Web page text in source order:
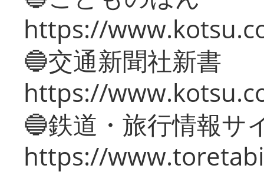
https://
🔵交通新聞社新書
https://
🔵鉄道・旅行情報サ
https://